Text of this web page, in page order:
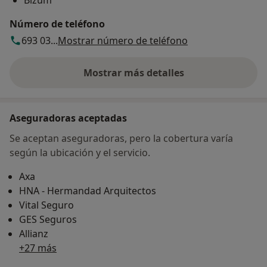
Número de teléfono
693 03...Mostrar número de teléfono
Mostrar más detalles
sobre la dirección
Aseguradoras aceptadas
Se aceptan aseguradoras, pero la cobertura varía
según la ubicación y el servicio.
Axa
HNA - Hermandad Arquitectos
Vital Seguro
GES Seguros
Allianz
+27 más